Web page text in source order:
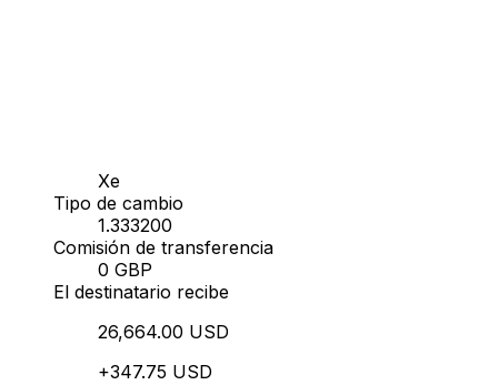
Xe
Tipo de cambio
1.333200
Comisión de transferencia
0 GBP
El destinatario recibe
26,664.00 USD
+347.75 USD